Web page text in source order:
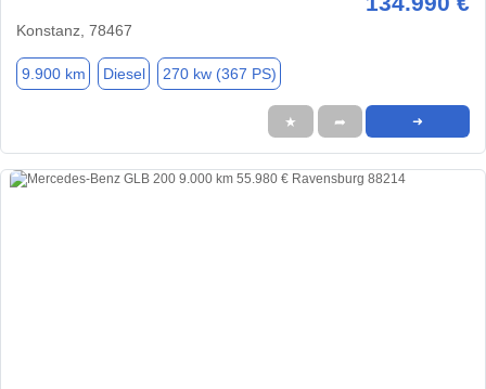
Konstanz, 78467
9.900 km Diesel 270 kw (367 PS)
★ ➦ ➜